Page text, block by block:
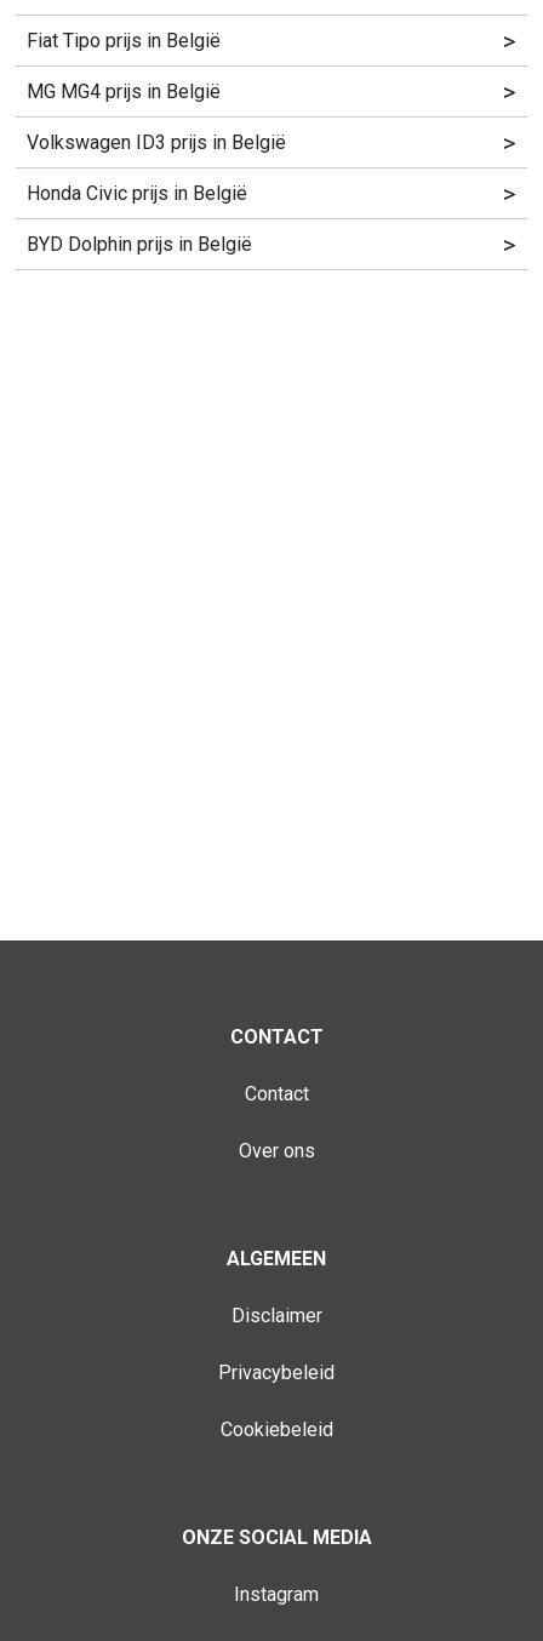
Fiat Tipo prijs in België >
MG MG4 prijs in België >
Volkswagen ID3 prijs in België >
Honda Civic prijs in België >
BYD Dolphin prijs in België >
CONTACT
Contact
Over ons
ALGEMEEN
Disclaimer
Privacybeleid
Cookiebeleid
ONZE SOCIAL MEDIA
Instagram